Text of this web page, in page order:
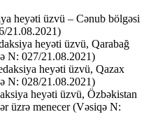
heyəti üzvü – Cənub bölgəsi
21.08.2021)
heyəti üzvü, Qarabağ
N: 027/21.08.2021)
heyəti üzvü, Qazax
N: 028/21.08.2021)
heyəti üzvü, Özbəkistan
üzrə menecer (Vəsiqə N: